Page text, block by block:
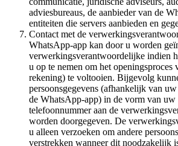
adviesbureaus, de aanbieder van de
entiteiten die servers aanbieden en
Contact met de
WhatsApp-app kan door u worden
verwerkingsverantwoordelijke indien
u op te nemen om het openingsproces
rekening) te voltooien. Bijgevolg
persoonsgegevens (afhankelijk van
de WhatsApp-app) in de vorm van
telefoonnummer aan de
worden doorgegeven. De
u alleen verzoeken om andere
verstrekken wanneer dit noodzakelijk